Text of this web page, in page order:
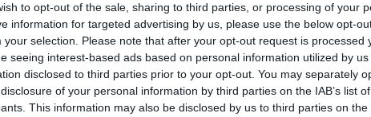
to opt-out of the sale, sharing to third parties, or processing of your
information for targeted advertising by us, please use the below opt-
your selection. Please note that after your opt-out request is processed
seeing interest-based ads based on personal information utilized by
disclosed to third parties prior to your opt-out. You may separately
of your personal information by third parties on the IAB’s list
This information may also be disclosed by us to third parties on the